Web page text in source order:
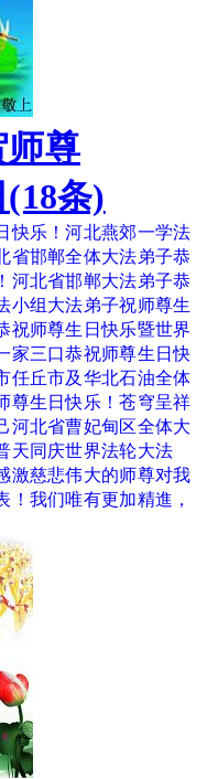
师尊
条)
快乐！河北燕郊一学法
省邯郸全体大法弟子恭
河北省邯郸大法弟子恭
小组大法弟子祝师尊生
祝师尊生日快乐暨世界
家三口恭祝师尊生日快
任丘市及华北石油全体
尊生日快乐！苍穹呈祥
河北省曹妃甸区全体大
天同庆世界法轮大法
激慈悲伟大的师尊对我
我们唯有更加精進，